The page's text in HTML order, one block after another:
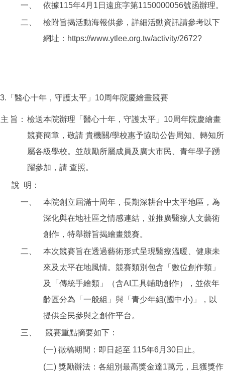
一、
依據115年4月1日遠庶字第1150000056號函辦理。
二、
檢附旨揭活動海報供參，詳細活動資訊請參考以下
網址：https://www.ytlee.org.tw/activity/2672?
3.「醫心十年，守護太平」10周年院慶繪畫競賽
主 旨： 檢送本院辦理「醫心十年，守護太平」10周年院慶繪畫
競賽簡章，敬請 貴機關/學校惠予協助公告周知、轉知所
屬各級學校。並鼓勵所屬成員及廣大市民、青年學子踴
躍參加，請 查照。
說 明：
一、
本院創立屆滿十周年，長期深耕台中太平地區，為
深化與在地社區之情感連結，並推廣醫療人文藝術
創作，特舉辦旨揭繪畫競賽。
二、
本次競賽旨在透過藝術形式呈現醫療溫暖、健康未
來及太平在地風情。競賽類別包含「數位創作類」
及「傳統手繪類」（含AI工具輔助創作），並依年
齡區分為「一般組」與「青少年組(國中小)」，以
提供全民參與之創作平台。
三、
競賽重點摘要如下：
(一) 徵稿期間：即日起至 115年6月30日止。
(二) 獎勵辦法：各組別最高獎金達1萬元，且獲獎作